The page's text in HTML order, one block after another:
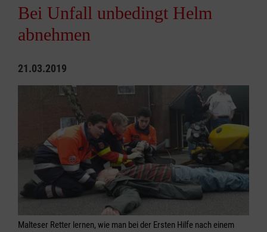
Bei Unfall unbedingt Helm
abnehmen
21.03.2019
Malteser Retter lernen, wie man bei der Ersten Hilfe nach einem